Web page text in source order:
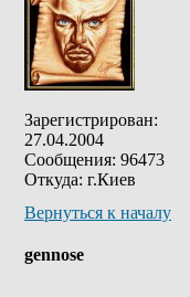
Зарегистрирован:
27.04.2004
Сообщения: 96473
Откуда: г.Киев
Вернуться к началу
gennose